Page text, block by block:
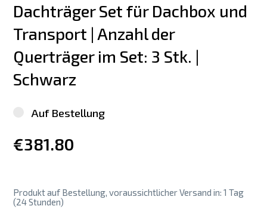
Dachträger Set für Dachbox und
Transport | Anzahl der
Querträger im Set: 3 Stk. |
Schwarz
Auf Bestellung
€381.80
Produkt auf Bestellung, voraussichtlicher Versand in: 1 Tag
(24 Stunden)